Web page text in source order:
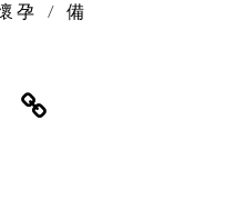
孕 /
備